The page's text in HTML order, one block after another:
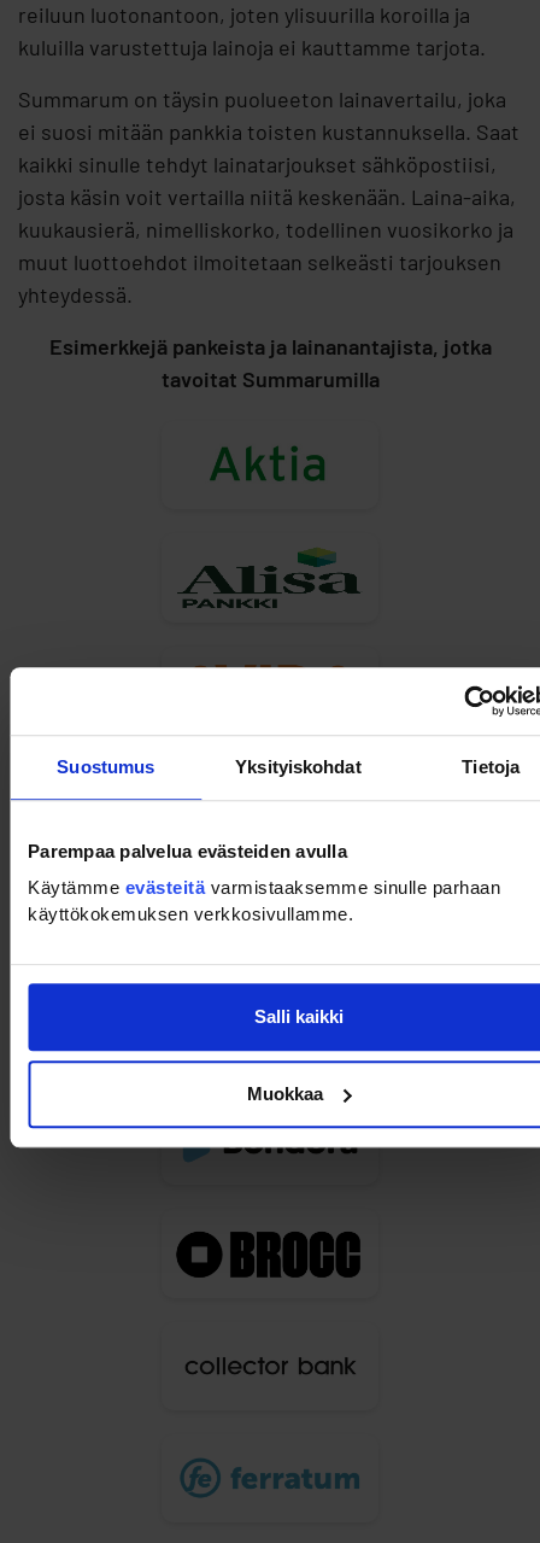
Suostumus Yksityiskohdat Tietoja
Parempaa palvelua evästeiden avulla
Käytämme evästeitä varmistaaksemme sinulle parhaan
käyttökokemuksen verkkosivullamme.
Salli kaikki
Muokkaa
reiluun luotonantoon, joten ylisuurilla koroilla ja
kuluilla varustettuja lainoja ei kauttamme tarjota.
Summarum on täysin puolueeton lainavertailu, joka
ei suosi mitään pankkia toisten kustannuksella. Saat
kaikki sinulle tehdyt lainatarjoukset sähköpostiisi,
josta käsin voit vertailla niitä keskenään. Laina-aika,
kuukausierä, nimelliskorko, todellinen vuosikorko ja
muut luottoehdot ilmoitetaan selkeästi tarjouksen
yhteydessä.
Esimerkkejä pankeista ja lainanantajista, jotka
tavoitat Summarumilla